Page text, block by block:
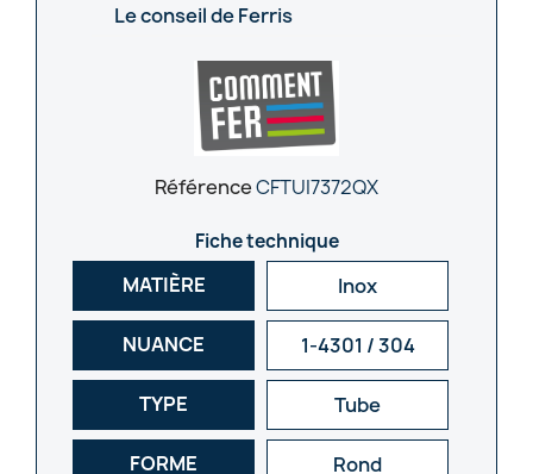
Le conseil de Ferris
RéférenceCFTUI7372QX
Fiche technique
MATIÈRE Inox
NUANCE 1-4301 / 304
TYPE Tube
FORME Rond